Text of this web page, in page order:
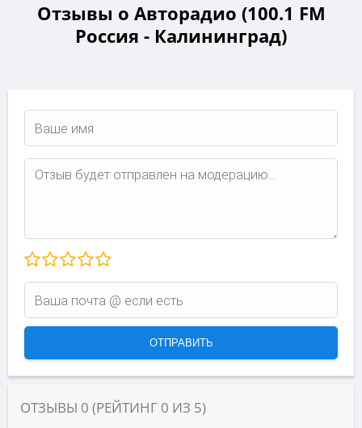
Отзывы о Авторадио (100.1 FM
Россия - Калининград)
ОТЗЫВЫ 0 (РЕЙТИНГ 0 ИЗ 5)